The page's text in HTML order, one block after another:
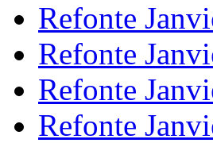
Refonte
Refonte
Refonte
Refonte